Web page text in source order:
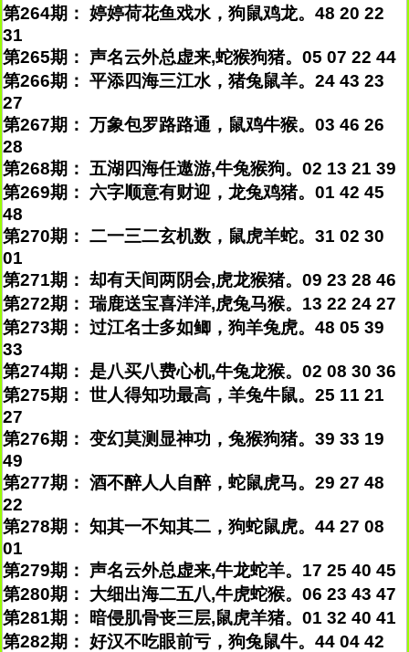
第264期： 婷婷荷花鱼戏水，狗鼠鸡龙。48 20 22
31
第265期： 声名云外总虚来,蛇猴狗猪。05 07 22 44
第266期： 平添四海三江水，猪兔鼠羊。24 43 23
27
第267期： 万象包罗路路通，鼠鸡牛猴。03 46 26
28
第268期： 五湖四海任遨游,牛兔猴狗。02 13 21 39
第269期： 六字顺意有财迎，龙兔鸡猪。01 42 45
48
第270期： 二一三二玄机数，鼠虎羊蛇。31 02 30
01
第271期： 却有天间两阴会,虎龙猴猪。09 23 28 46
第272期： 瑞鹿送宝喜洋洋,虎兔马猴。13 22 24 27
第273期： 过江名士多如鲫，狗羊兔虎。48 05 39
33
第274期： 是八买八费心机,牛兔龙猴。02 08 30 36
第275期： 世人得知功最高，羊兔牛鼠。25 11 21
27
第276期： 变幻莫测显神功，兔猴狗猪。39 33 19
49
第277期： 酒不醉人人自醉，蛇鼠虎马。29 27 48
22
第278期： 知其一不知其二，狗蛇鼠虎。44 27 08
01
第279期： 声名云外总虚来,牛龙蛇羊。17 25 40 45
第280期： 大细出海二五八,牛虎蛇猴。06 23 43 47
第281期： 暗侵肌骨丧三层,鼠虎羊猪。01 32 40 41
第282期： 好汉不吃眼前亏，狗兔鼠牛。44 04 42